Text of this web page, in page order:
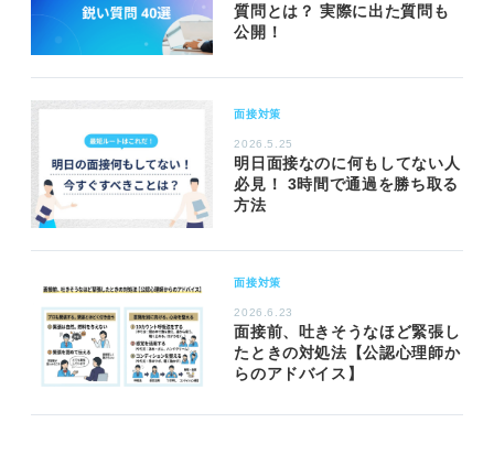
質問とは？ 実際に出た質問も
公開！
面接対策
2026.5.25
明日面接なのに何もしてない人
必見！ 3時間で通過を勝ち取る
方法
面接対策
2026.6.23
面接前、吐きそうなほど緊張し
たときの対処法【公認心理師か
らのアドバイス】